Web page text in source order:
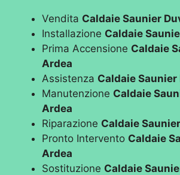
Vendita Caldaie Saunier
Installazione Caldaie
Prima Accensione Caldaie
Ardea
Assistenza Caldaie Saunier
Manutenzione Caldaie
Ardea
Riparazione Caldaie
Pronto Intervento Caldaie
Ardea
Sostituzione Caldaie